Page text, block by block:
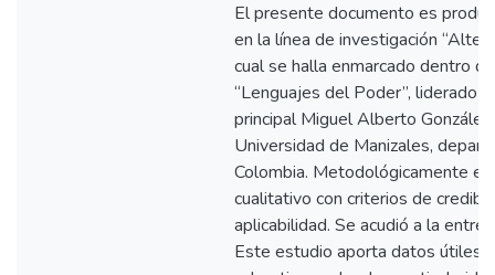
El presente documento es
en la línea de investigación
cual se halla enmarcado dentro
“Lenguajes del Poder”, liderado
principal Miguel Alberto González
Universidad de Manizales,
Colombia. Metodológicamente
cualitativo con criterios de
aplicabilidad. Se acudió a la
Este estudio aporta datos útiles